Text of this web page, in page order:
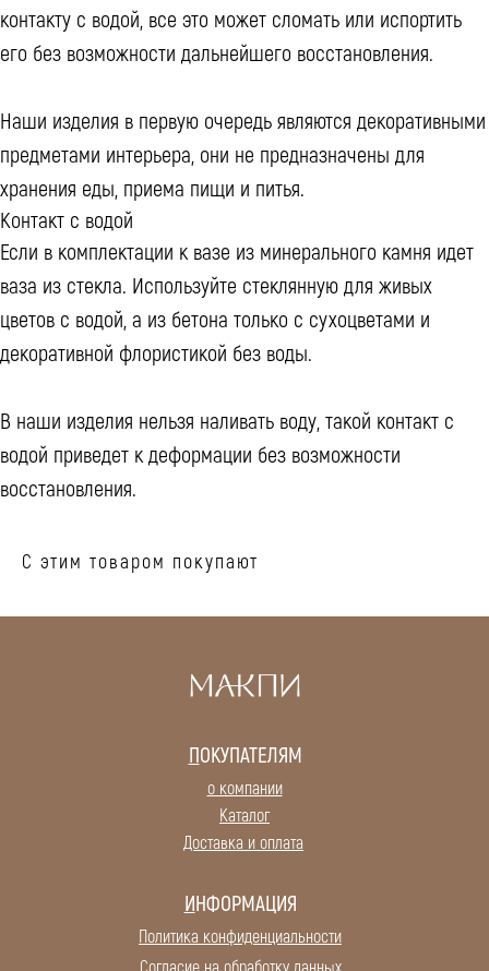
контакту с водой, все это может сломать или испортить
его без возможности дальнейшего восстановления.
Наши изделия в первую очередь являются декоративными
предметами интерьера, они не предназначены для
хранения еды, приема пищи и питья.
Контакт с водой
Если в комплектации к вазе из минерального камня идет
ваза из стекла. Используйте стеклянную для живых
цветов с водой, а из бетона только с сухоцветами и
декоративной флористикой без воды.
В наши изделия нельзя наливать воду, такой контакт с
водой приведет к деформации без возможности
восстановления.
С этим товаром покупают
о компании
ПОКУПАТЕЛЯМ
ИНФОРМАЦИЯ
Каталог
Доставка и оплата
Согласие на обработку данных
Политика конфиденциальности